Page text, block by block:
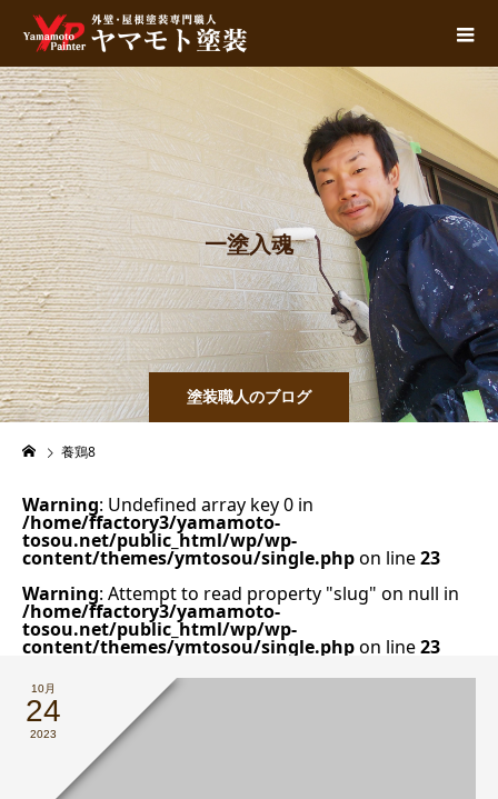
塗装職人のブログ
一塗入魂
養鶏8
Warning: Undefined array key 0 in
/home/ffactory3/yamamoto-
tosou.net/public_html/wp/wp-
content/themes/ymtosou/single.phpon line23
Warning: Attempt to read property "slug" on null in
/home/ffactory3/yamamoto-
tosou.net/public_html/wp/wp-
content/themes/ymtosou/single.phpon line23
10月
24
2023